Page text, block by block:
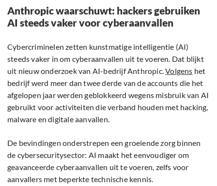
Anthropic waarschuwt: hackers gebruiken
AI steeds vaker voor cyberaanvallen
Cybercriminelen zetten kunstmatige intelligentie (AI)
steeds vaker in om cyberaanvallen uit te voeren. Dat blijkt
uit nieuw onderzoek van AI-bedrijf Anthropic.Volgens het
bedrijf werd meer dan twee derde van de accounts die het
afgelopen jaar werden geblokkeerd wegens misbruik van AI
gebruikt voor activiteiten die verband houden met hacking,
malware en digitale aanvallen.
De bevindingen onderstrepen een groeiende zorg binnen
de cybersecuritysector: AI maakt het eenvoudiger om
geavanceerde cyberaanvallen uit te voeren, zelfs voor
aanvallers met beperkte technische kennis.